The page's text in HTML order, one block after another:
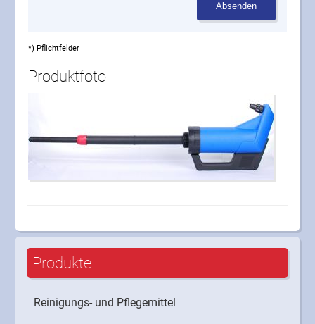
Absenden
*) Pflichtfelder
Produktfoto
Produkte
Reinigungs- und Pflegemittel